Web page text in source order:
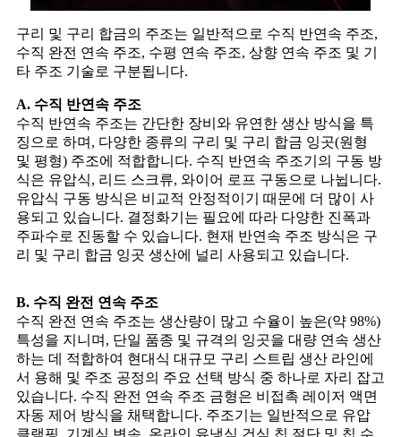
구리 및 구리 합금의 주조는 일반적으로 수직 반연속 주조,
수직 완전 연속 주조, 수평 연속 주조, 상향 연속 주조 및 기
타 주조 기술로 구분됩니다.
A. 수직 반연속 주조
수직 반연속 주조는 간단한 장비와 유연한 생산 방식을 특
징으로 하며, 다양한 종류의 구리 및 구리 합금 잉곳(원형
및 평형) 주조에 적합합니다. 수직 반연속 주조기의 구동 방
식은 유압식, 리드 스크류, 와이어 로프 구동으로 나뉩니다.
유압식 구동 방식은 비교적 안정적이기 때문에 더 많이 사
용되고 있습니다. 결정화기는 필요에 따라 다양한 진폭과
주파수로 진동할 수 있습니다. 현재 반연속 주조 방식은 구
리 및 구리 합금 잉곳 생산에 널리 사용되고 있습니다.
B. 수직 완전 연속 주조
수직 완전 연속 주조는 생산량이 많고 수율이 높은(약 98%)
특성을 지니며, 단일 품종 및 규격의 잉곳을 대량 연속 생산
하는 데 적합하여 현대식 대규모 구리 스트립 생산 라인에
서 용해 및 주조 공정의 주요 선택 방식 중 하나로 자리 잡고
있습니다. 수직 완전 연속 주조 금형은 비접촉 레이저 액면
자동 제어 방식을 채택합니다. 주조기는 일반적으로 유압
클램핑, 기계식 변속, 온라인 유냉식 건식 칩 절단 및 칩 수